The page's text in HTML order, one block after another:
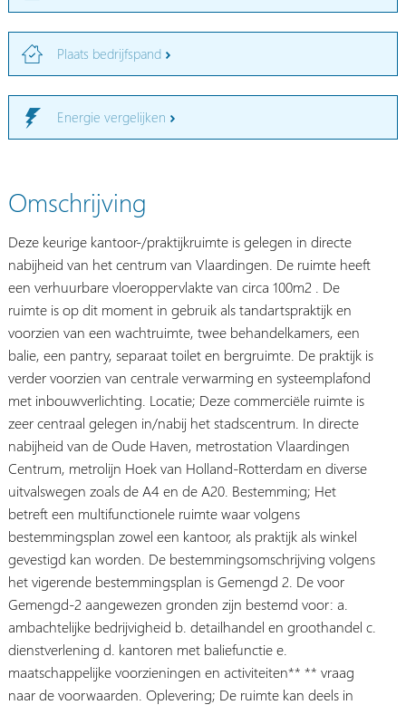
Plaats bedrijfspand
Energie vergelijken
Omschrijving
Deze keurige kantoor-/praktijkruimte is gelegen in directe
nabijheid van het centrum van Vlaardingen. De ruimte heeft
een verhuurbare vloeroppervlakte van circa 100m2 . De
ruimte is op dit moment in gebruik als tandartspraktijk en
voorzien van een wachtruimte, twee behandelkamers, een
balie, een pantry, separaat toilet en bergruimte. De praktijk is
verder voorzien van centrale verwarming en systeemplafond
met inbouwverlichting. Locatie; Deze commerciële ruimte is
zeer centraal gelegen in/nabij het stadscentrum. In directe
nabijheid van de Oude Haven, metrostation Vlaardingen
Centrum, metrolijn Hoek van Holland-Rotterdam en diverse
uitvalswegen zoals de A4 en de A20. Bestemming; Het
betreft een multifunctionele ruimte waar volgens
bestemmingsplan zowel een kantoor, als praktijk als winkel
gevestigd kan worden. De bestemmingsomschrijving volgens
het vigerende bestemmingsplan is Gemengd 2. De voor
Gemengd-2 aangewezen gronden zijn bestemd voor: a.
ambachtelijke bedrijvigheid b. detailhandel en groothandel c.
dienstverlening d. kantoren met baliefunctie e.
maatschappelijke voorzieningen en activiteiten** ** vraag
naar de voorwaarden. Oplevering; De ruimte kan deels in